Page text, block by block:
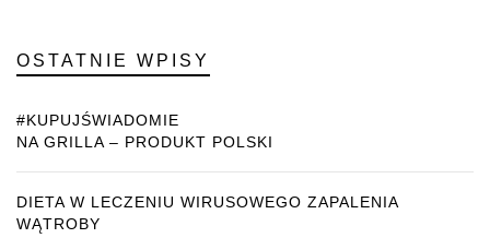
OSTATNIE WPISY
#KUPUJŚWIADOMIE
NA GRILLA – PRODUKT POLSKI
DIETA W LECZENIU WIRUSOWEGO ZAPALENIA
WĄTROBY